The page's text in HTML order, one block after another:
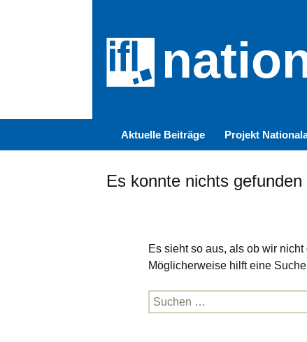
Aktuelle Beiträge Projekt
Es konnte nichts gefunden
Es sieht so aus, als ob wir
Möglicherweise hilft eine
Suche
nach: